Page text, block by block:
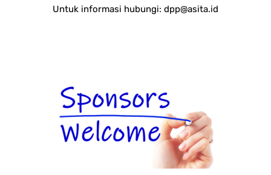
Untuk informasi hubungi: dpp@asita.id